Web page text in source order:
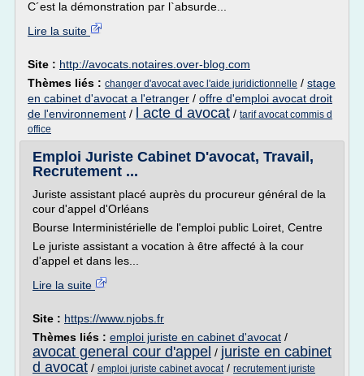
C´est la démonstration par l`absurde...
Lire la suite
Site : http://avocats.notaires.over-blog.com
Thèmes liés : changer d'avocat avec l'aide juridictionnelle / stage
en cabinet d'avocat a l'etranger / offre d'emploi avocat droit
de l'environnement / l acte d avocat / tarif avocat commis d
office
Emploi Juriste Cabinet D'avocat, Travail,
Recrutement ...
Juriste assistant placé auprès du procureur général de la
cour d'appel d'Orléans
Bourse Interministérielle de l'emploi public Loiret, Centre
Le juriste assistant a vocation à être affecté à la cour
d'appel et dans les...
Lire la suite
Site : https://www.njobs.fr
Thèmes liés : emploi juriste en cabinet d'avocat /
avocat general cour d'appel / juriste en cabinet
d avocat / emploi juriste cabinet avocat/ recrutement juriste